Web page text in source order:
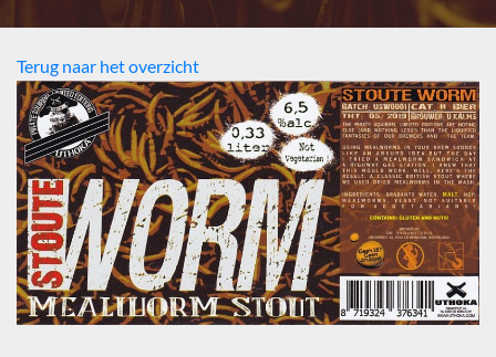
Terug naar het overzicht